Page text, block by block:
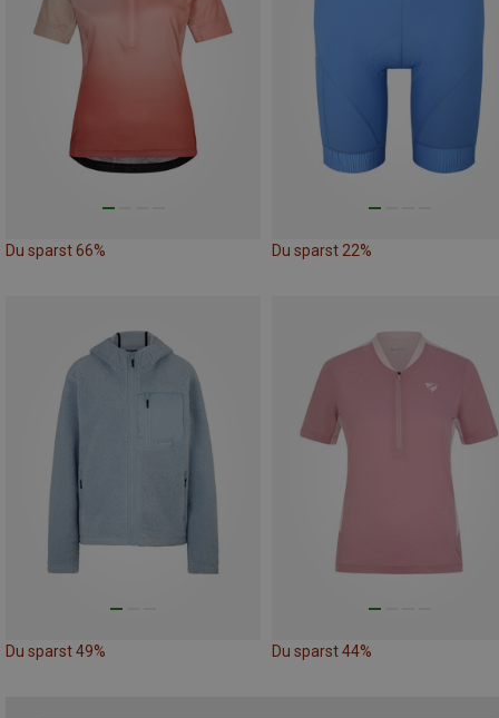
Du sparst 66% Du sparst 22%
Du sparst 49% Du sparst 44%